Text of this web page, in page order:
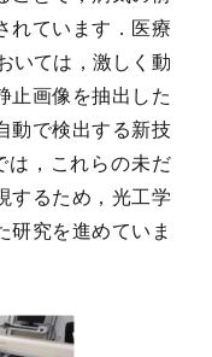
れています．医療
いては，激しく動
止画像を抽出した
動で検出する新技
は，これらの未だ
するため，光工学
研究を進めていま